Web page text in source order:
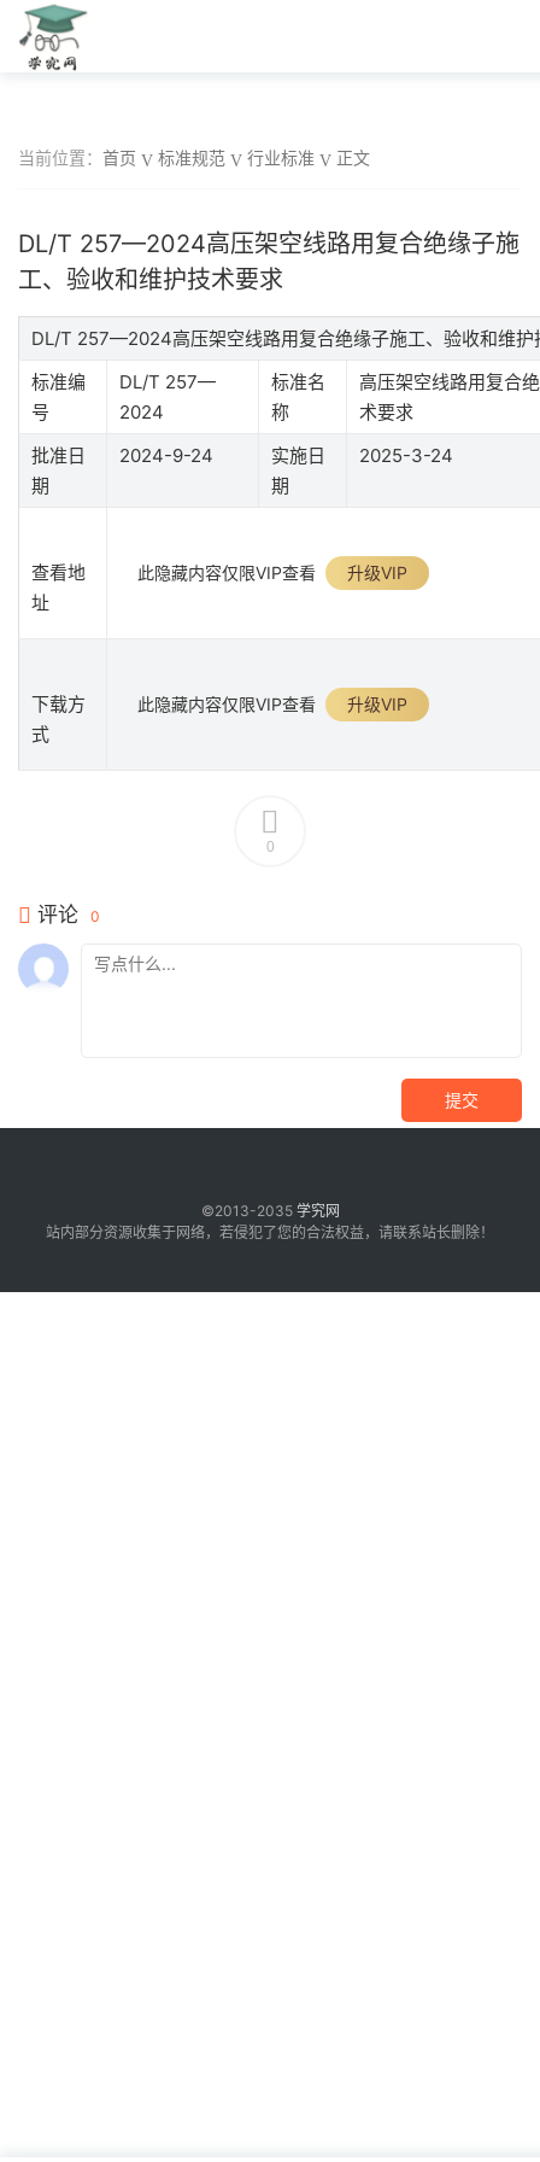
当前位置： 首页 标准规范 行业标准 正文
DL/T 257—2024高压架空线路用复合绝缘子施
工、验收和维护技术要求
DL/T 257—2024高压架空线路用复合绝缘子施工、验收和维护
标准编
号
DL/T 257—
2024
标准名
称
高压架空线路用复合
术要求
批准日
期
2024-9-24
实施日
期
2025-3-24
查看地
址
此隐藏内容仅限VIP查看 升级VIP
下载方
式
此隐藏内容仅限VIP查看 升级VIP
0
评论 0
提交
©2013-2035 学究网
站内部分资源收集于网络，若侵犯了您的合法权益，请联系站长删除！